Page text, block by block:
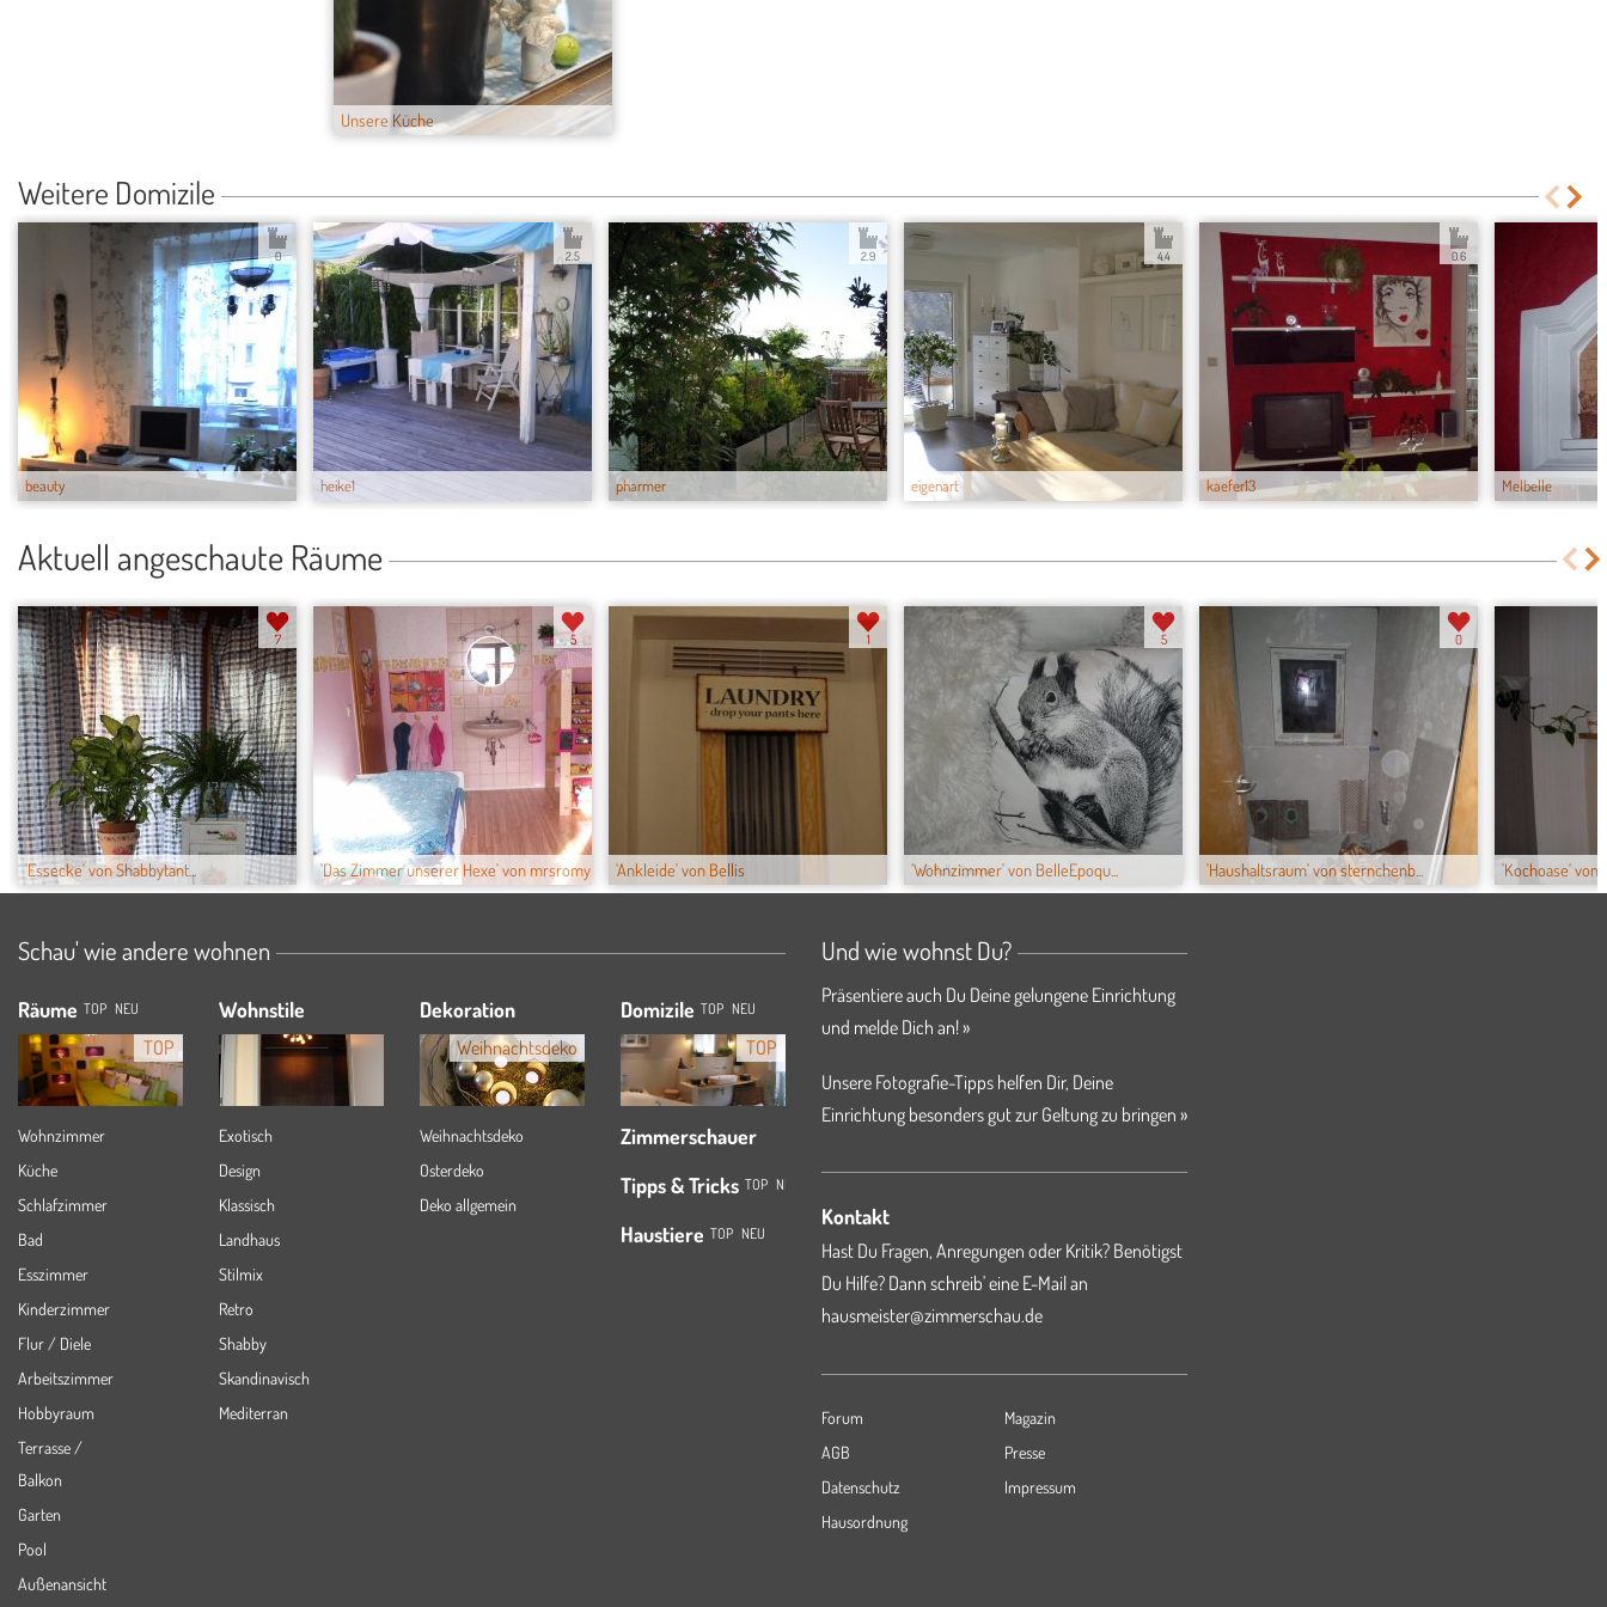
Unsere Küche
Weitere Domizile
beauty
0
heike1
2.5
pharmer
2.9
eigenart
4.4
kaefer13
0.6
Melbelle
Aktuell angeschaute Räume
'Essecke' von Shabbytant...
7
'Das Zimmer unserer Hexe' von mrsromy
5
'Ankleide' von Bellis
1
'Wohnzimmer' von BelleEpoqu...
5
'Haushaltsraum' von sternchenb...
0
'Kochoase' von
Schau' wie andere wohnen
Räume TOP NEU
TOP
Wohnzimmer
Küche
Schlafzimmer
Bad
Esszimmer
Kinderzimmer
Flur / Diele
Arbeitszimmer
Hobbyraum
Terrasse /
Balkon
Garten
Pool
Außenansicht
Wohnstile
Exotisch
Design
Klassisch
Landhaus
Stilmix
Retro
Shabby
Skandinavisch
Mediterran
Dekoration
Weihnachtsdeko
Weihnachtsdeko
Osterdeko
Deko allgemein
Domizile TOP NEU
TOP
Zimmerschauer
Tipps & Tricks TOP NEU
Haustiere TOP NEU
Und wie wohnst Du?
Präsentiere auch Du Deine gelungene Einrichtung
und melde Dich an! »
Unsere Fotografie-Tipps helfen Dir, Deine
Einrichtung besonders gut zur Geltung zu bringen »
Kontakt
Hast Du Fragen, Anregungen oder Kritik? Benötigst
Du Hilfe? Dann schreib' eine E-Mail an
hausmeister@zimmerschau.de
Forum
Magazin
AGB
Presse
Datenschutz
Impressum
Hausordnung